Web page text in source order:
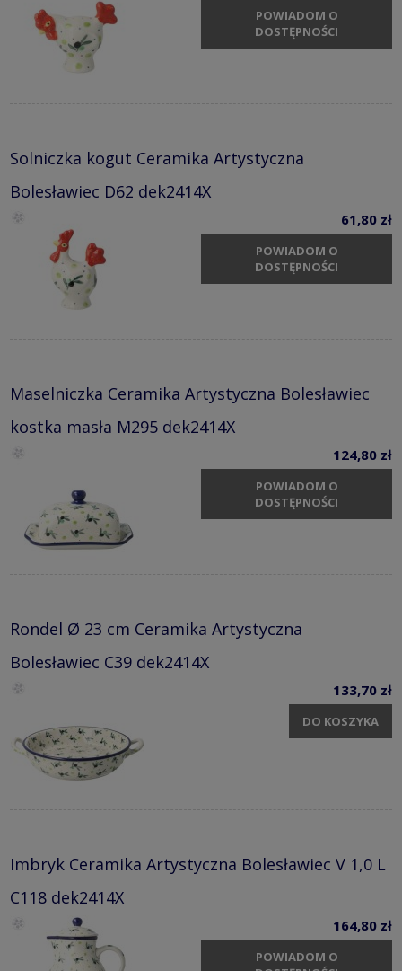
POWIADOM O
DOSTĘPNOŚCI
Solniczka kogut Ceramika Artystyczna
Bolesławiec D62 dek2414X
61,80 zł
POWIADOM O
DOSTĘPNOŚCI
Maselniczka Ceramika Artystyczna Bolesławiec
kostka masła M295 dek2414X
124,80 zł
POWIADOM O
DOSTĘPNOŚCI
Rondel Ø 23 cm Ceramika Artystyczna
Bolesławiec C39 dek2414X
133,70 zł
DO KOSZYKA
Imbryk Ceramika Artystyczna Bolesławiec V 1,0 L
C118 dek2414X
164,80 zł
POWIADOM O